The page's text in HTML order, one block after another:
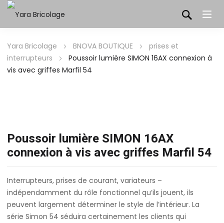
Yara Bricolage BNOVA BOUTIQUE
prises et
interrupteurs
Poussoir lumière SIMON 16AX connexion à
vis avec griffes Marfil 54
Poussoir lumière SIMON 16AX
connexion à vis avec griffes Marfil 54
Interrupteurs, prises de courant, variateurs –
indépendamment du rôle fonctionnel qu’ils jouent, ils
peuvent largement déterminer le style de l’intérieur. La
série Simon 54 séduira certainement les clients qui